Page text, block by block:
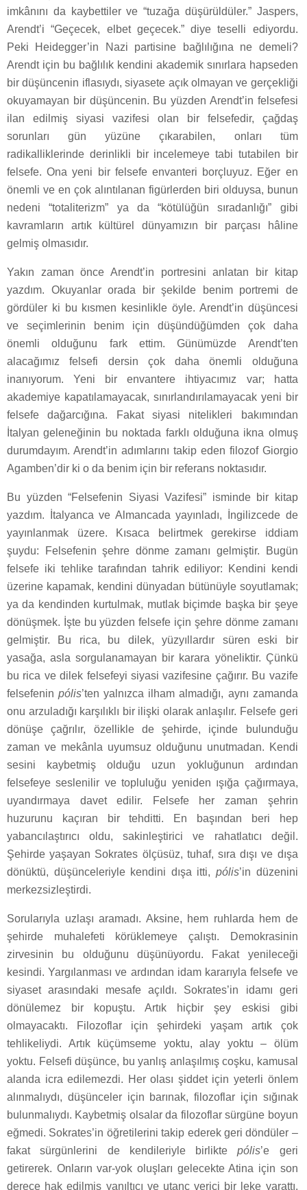
imkânını da kaybettiler ve “tuzağa düşürüldüler.” Jaspers,
Arendt’i “Geçecek, elbet geçecek.” diye teselli ediyordu.
Peki Heidegger’in Nazi partisine bağlılığına ne demeli?
Arendt için bu bağlılık kendini akademik sınırlara hapseden
bir düşüncenin iflasıydı, siyasete açık olmayan ve gerçekliği
okuyamayan bir düşüncenin. Bu yüzden Arendt’in felsefesi
ilan edilmiş siyasi vazifesi olan bir felsefedir, çağdaş
sorunları gün yüzüne çıkarabilen, onları tüm
radikalliklerinde derinlikli bir incelemeye tabi tutabilen bir
felsefe. Ona yeni bir felsefe envanteri borçluyuz. Eğer en
önemli ve en çok alıntılanan figürlerden biri olduysa, bunun
nedeni “totaliterizm” ya da “kötülüğün sıradanlığı” gibi
kavramların artık kültürel dünyamızın bir parçası hâline
gelmiş olmasıdır.
Yakın zaman önce Arendt’in portresini anlatan bir kitap
yazdım. Okuyanlar orada bir şekilde benim portremi de
gördüler ki bu kısmen kesinlikle öyle. Arendt’in düşüncesi
ve seçimlerinin benim için düşündüğümden çok daha
önemli olduğunu fark ettim. Günümüzde Arendt’ten
alacağımız felsefi dersin çok daha önemli olduğuna
inanıyorum. Yeni bir envantere ihtiyacımız var; hatta
akademiye kapatılamayacak, sınırlandırılamayacak yeni bir
felsefe dağarcığına. Fakat siyasi nitelikleri bakımından
İtalyan geleneğinin bu noktada farklı olduğuna ikna olmuş
durumdayım. Arendt’in adımlarını takip eden filozof Giorgio
Agamben’dir ki o da benim için bir referans noktasıdır.
Bu yüzden “Felsefenin Siyasi Vazifesi” isminde bir kitap
yazdım. İtalyanca ve Almancada yayınladı, İngilizcede de
yayınlanmak üzere. Kısaca belirtmek gerekirse iddiam
şuydu: Felsefenin şehre dönme zamanı gelmiştir. Bugün
felsefe iki tehlike tarafından tahrik ediliyor: Kendini kendi
üzerine kapamak, kendini dünyadan bütünüyle soyutlamak;
ya da kendinden kurtulmak, mutlak biçimde başka bir şeye
dönüşmek. İşte bu yüzden felsefe için şehre dönme zamanı
gelmiştir. Bu rica, bu dilek, yüzyıllardır süren eski bir
yasağa, asla sorgulanamayan bir karara yöneliktir. Çünkü
bu rica ve dilek felsefeyi siyasi vazifesine çağırır. Bu vazife
felsefeninpólis’ten yalnızca ilham almadığı, aynı zamanda
onu arzuladığı karşılıklı bir ilişki olarak anlaşılır. Felsefe geri
dönüşe çağrılır, özellikle de şehirde, içinde bulunduğu
zaman ve mekânla uyumsuz olduğunu unutmadan. Kendi
sesini kaybetmiş olduğu uzun yokluğunun ardından
felsefeye seslenilir ve topluluğu yeniden ışığa çağırmaya,
uyandırmaya davet edilir. Felsefe her zaman şehrin
huzurunu kaçıran bir tehditti. En başından beri hep
yabancılaştırıcı oldu, sakinleştirici ve rahatlatıcı değil.
Şehirde yaşayan Sokrates ölçüsüz, tuhaf, sıra dışı ve dışa
dönüktü, düşünceleriyle kendini dışa itti,pólis’in düzenini
merkezsizleştirdi.
Sorularıyla uzlaşı aramadı. Aksine, hem ruhlarda hem de
şehirde muhalefeti körüklemeye çalıştı. Demokrasinin
zirvesinin bu olduğunu düşünüyordu. Fakat yenileceği
kesindi. Yargılanması ve ardından idam kararıyla felsefe ve
siyaset arasındaki mesafe açıldı. Sokrates’in idamı geri
dönülemez bir kopuştu. Artık hiçbir şey eskisi gibi
olmayacaktı. Filozoflar için şehirdeki yaşam artık çok
tehlikeliydi. Artık küçümseme yoktu, alay yoktu – ölüm
yoktu. Felsefi düşünce, bu yanlış anlaşılmış coşku, kamusal
alanda icra edilemezdi. Her olası şiddet için yeterli önlem
alınmalıydı, düşünceler için barınak, filozoflar için sığınak
bulunmalıydı. Kaybetmiş olsalar da filozoflar sürgüne boyun
eğmedi. Sokrates’in öğretilerini takip ederek geri döndüler –
fakat sürgünlerini de kendileriyle birliktepólis’e geri
getirerek. Onların var-yok oluşları gelecekte Atina için son
derece hak edilmiş yanıltıcı ve utanç verici bir leke yarattı.